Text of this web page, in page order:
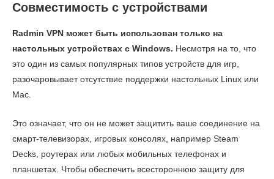
Совместимость с устройствами
Radmin VPN может быть использован только на
настольных устройствах с Windows. Несмотря на то, что
это один из самых популярных типов устройств для игр,
разочаровывает отсутствие поддержки настольных Linux или
Mac.
Это означает, что он не может защитить ваше соединение на
смарт-телевизорах, игровых консолях, например Steam
Decks, роутерах или любых мобильных телефонах и
планшетах. Чтобы обеспечить всестороннюю защиту для